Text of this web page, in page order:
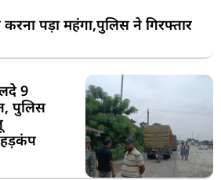
पड़ा महंगा,पुलिस ने गिरफ्तार
9
पुलिस